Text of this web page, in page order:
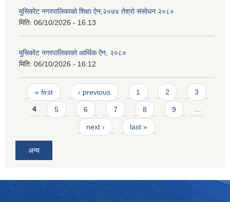
मुसिकोट नगरपालिकाको शिक्षा ऐन,२०७४ तेश्रो संसोधन २०८०
मिति: 06/10/2026 - 16:13
मुसिकोट नगरपालिकाको आर्थिक ऐन, २०८०
मिति: 06/10/2026 - 16:12
Pages
« first ‹ previous 1 2 3
4 5 6 7 8 9 …
next › last »
अन्य